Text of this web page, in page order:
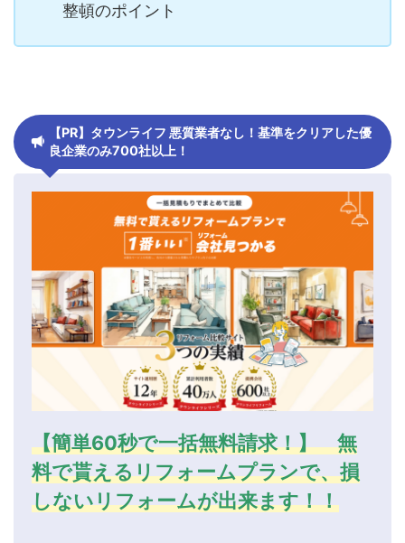
整頓のポイント
【PR】タウンライフ 悪質業者なし！基準をクリアした優
良企業のみ700社以上！
【簡単60秒で一括無料請求！】 無
料で貰えるリフォームプランで、損
しないリフォームが出来ます！！